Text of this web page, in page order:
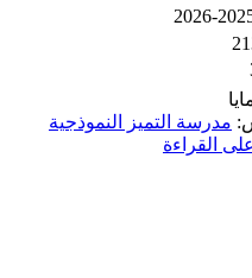
2025-
مدرسة التميز النموذجية